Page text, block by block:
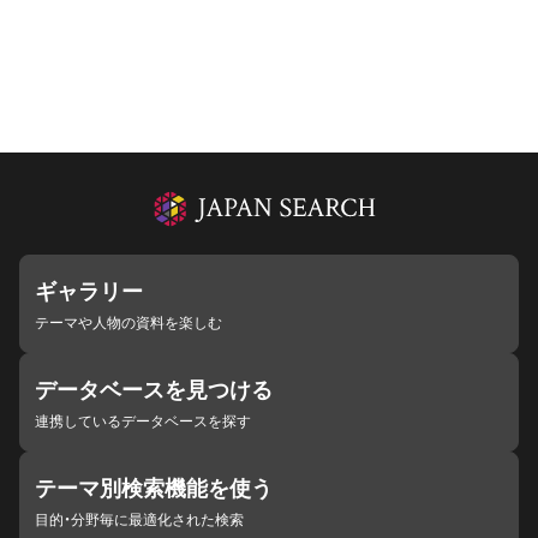
ギャラリー
テーマや人物の資料を楽しむ
データベースを見つける
連携しているデータベースを探す
テーマ別検索機能を使う
目的・分野毎に最適化された検索